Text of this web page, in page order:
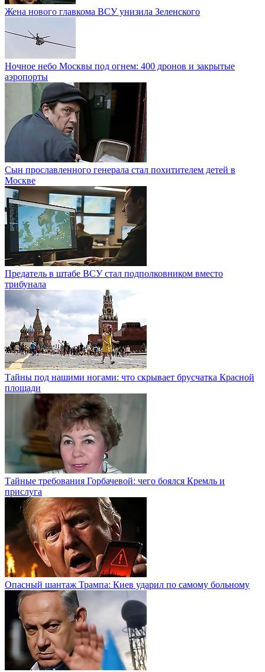
Жена нового главкома ВСУ унизила Зеленского
Ночное небо Москвы под огнем: 400 дронов и закрытые
аэропорты
Сын прославленного генерала стал похитителем детей в
Москве
Предатель в штабе ВСУ стал подполковником вместо
трибунала
Тайны под нашими ногами: что скрывает брусчатка Красной
площади
Тайные требования Горбачевой: чего боялся Кремль и
прислуга
Опасный шантаж Трампа: Киев ударил по самому больному